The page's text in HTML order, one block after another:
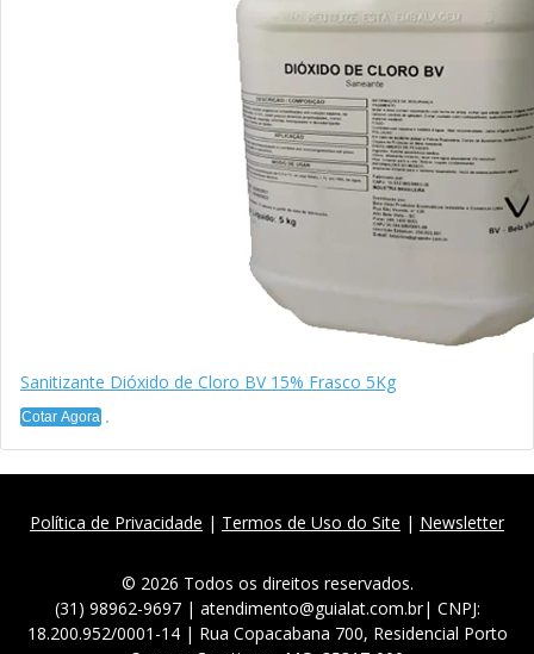
Sanitizante Dióxido de Cloro BV 15% Frasco 5Kg
Cotar Agora
Política de Privacidade | Termos de Uso do Site | Newsletter
© 2026 Todos os direitos reservados.
(31) 98962-9697 | atendimento@guialat.com.br| CNPJ:
18.200.952/0001-14 | Rua Copacabana 700, Residencial Porto